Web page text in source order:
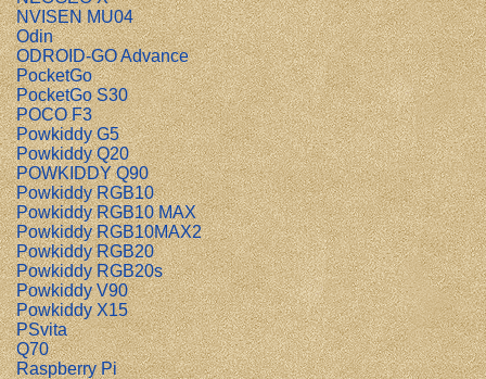
NVISEN MU04
Odin
ODROID-GO Advance
PocketGo
PocketGo S30
POCO F3
Powkiddy G5
Powkiddy Q20
POWKIDDY Q90
Powkiddy RGB10
Powkiddy RGB10 MAX
Powkiddy RGB10MAX2
Powkiddy RGB20
Powkiddy RGB20s
Powkiddy V90
Powkiddy X15
PSvita
Q70
Raspberry Pi